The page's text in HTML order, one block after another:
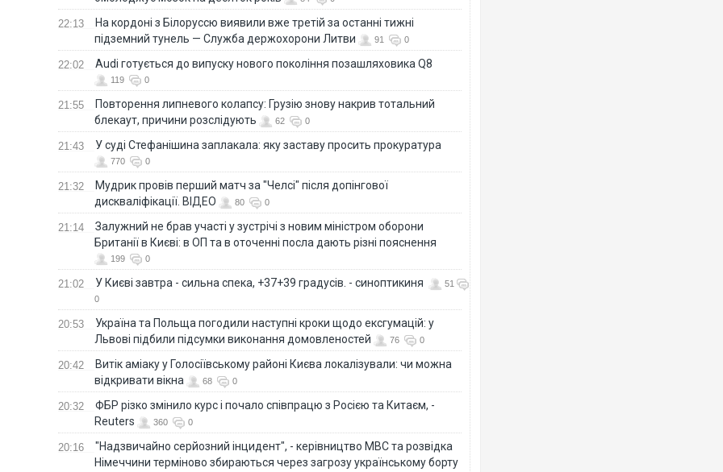
22:13
На кордоні з Білоруссю виявили вже третій за останні тижні
підземний тунель — Служба держохорони Литви
91 0
22:02 Audi готується до випуску нового покоління позашляховика Q8
119 0
21:55
Повторення липневого колапсу: Грузію знову накрив тотальний
блекаут, причини розслідують
62 0
21:43 У суді Стефанішина заплакала: яку заставу просить прокуратура
770 0
21:32
Мудрик провів перший матч за "Челсі" після допінгової
дискваліфікації. ВІДЕО
80 0
21:14
Залужний не брав участі у зустрічі з новим міністром оборони
Британії в Києві: в ОП та в оточенні посла дають різні пояснення
199 0
21:02 У Києві завтра - сильна спека, +37+39 градусів. - синоптикиня
51
0
20:53
Україна та Польща погодили наступні кроки щодо ексгумацій: у
Львові підбили підсумки виконання домовленостей
76 0
20:42
Витік аміаку у Голосіївському районі Києва локалізували: чи можна
відкривати вікна
68 0
20:32
ФБР різко змінило курс і почало співпрацю з Росією та Китаєм, -
Reuters
360 0
20:16
"Надзвичайно серйозний інцидент", - керівництво МВС та розвідка
Німеччини терміново збираються через загрозу українському борту